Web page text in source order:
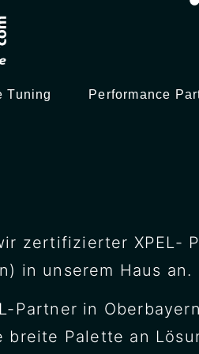
Tuning Performance
zertifizierter XPEL-
in unserem Haus an.
Partner in
breite Palette an